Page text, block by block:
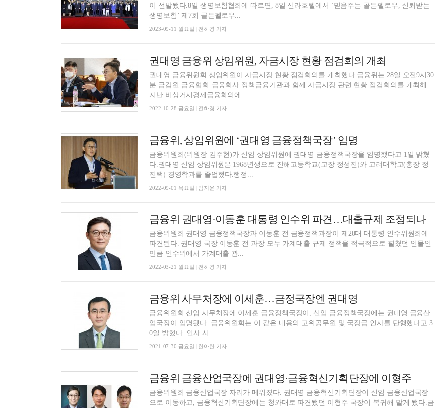
이 선발됐다.8일 생명보험협회에 따르면, 8일 신라호텔에서 ‘믿음주는 골든펠로우, 신뢰받는
생명보험’ 제7회 골든펠로우...
2023-09-11 월요일 | 전하경 기자
권대영 금융위 상임위원, 자금시장 현황 점검회의 개최
권대영 금융위원회 상임위원이 자금시장 현황 점검회의를 개최했다.금융위는 28일 오전9시30
분 금감원·금융협회·금융회사·정책금융기관과 함께 자금시장 관련 현황 점검회의를 개최해
지난 비상거시경제금융회의에...
2022-10-28 금요일 | 전하경 기자
금융위, 상임위원에 ‘권대영 금융정책국장’ 임명
금융위원회(위원장 김주현)가 신임 상임위원에 권대영 금융정책국장을 임명했다고 1일 밝혔
다.권대영 신임 상임위원은 1968년생으로 진해고등학교(교장 정성진)와 고려대학교(총장 정
진택) 경영학과를 졸업했다.행정...
2022-09-01 목요일 | 임지윤 기자
금융위 권대영·이동훈 대통령 인수위 파견…대출규제 조정되나
금융위원회 권대영 금융정책국장과 이동훈 전 금융정책과장이 제20대 대통령 인수위원회에
파견된다. 권대영 국장 이동훈 전 과장 모두 가계대출 규제 정책을 적극적으로 펼쳤던 인물인
만큼 인수위에서 가계대출 관...
2022-03-21 월요일 | 전하경 기자
금융위 사무처장에 이세훈…금정국장엔 권대영
금융위원회 신임 사무처장에 이세훈 금융정책국장이, 신임 금융정책국장에는 권대영 금융산
업국장이 임명됐다. 금융위원회는 이 같은 내용의 고위공무원 및 국장급 인사를 단행했다고 3
0일 밝혔다. 인사 시...
2021-07-30 금요일 | 한아란 기자
금융위 금융산업국장에 권대영·금융혁신기획단장에 이형주
금융위원회 금융산업국장 자리가 메워졌다. 권대영 금융혁신기획단장이 신임 금융산업국장
으로 이동하고, 금융혁신기획단장에는 청와대로 파견됐던 이형주 국장이 복귀해 맡게 됐다.금